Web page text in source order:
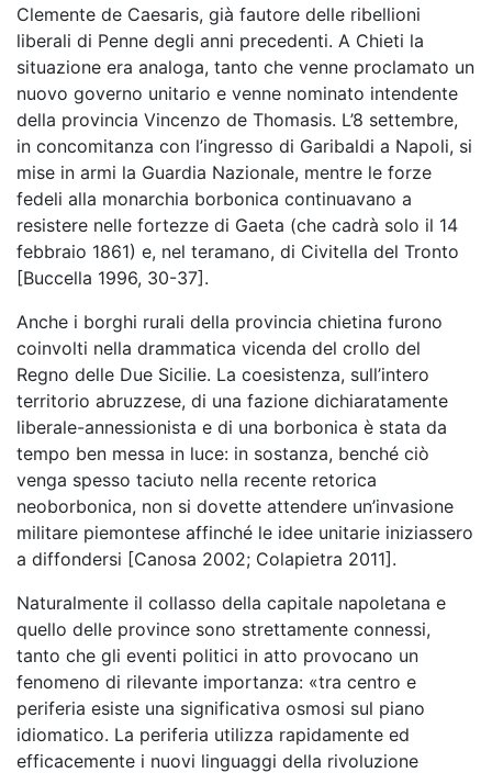
Clemente de Caesaris, già fautore delle ribellioni
liberali di Penne degli anni precedenti. A Chieti la
situazione era analoga, tanto che venne proclamato un
nuovo governo unitario e venne nominato intendente
della provincia Vincenzo de Thomasis. L’8 settembre,
in concomitanza con l’ingresso di Garibaldi a Napoli, si
mise in armi la Guardia Nazionale, mentre le forze
fedeli alla monarchia borbonica continuavano a
resistere nelle fortezze di Gaeta (che cadrà solo il 14
febbraio 1861) e, nel teramano, di Civitella del Tronto
[Buccella 1996, 30-37].
Anche i borghi rurali della provincia chietina furono
coinvolti nella drammatica vicenda del crollo del
Regno delle Due Sicilie. La coesistenza, sull’intero
territorio abruzzese, di una fazione dichiaratamente
liberale-annessionista e di una borbonica è stata da
tempo ben messa in luce: in sostanza, benché ciò
venga spesso taciuto nella recente retorica
neoborbonica, non si dovette attendere un’invasione
militare piemontese affinché le idee unitarie iniziassero
a diffondersi [Canosa 2002; Colapietra 2011].
Naturalmente il collasso della capitale napoletana e
quello delle province sono strettamente connessi,
tanto che gli eventi politici in atto provocano un
fenomeno di rilevante importanza: «tra centro e
periferia esiste una significativa osmosi sul piano
idiomatico. La periferia utilizza rapidamente ed
efficacemente i nuovi linguaggi della rivoluzione